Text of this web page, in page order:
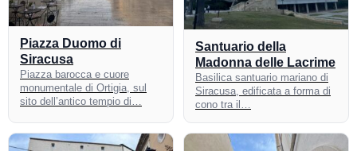
Piazza Duomo di
Siracusa
Piazza barocca e cuore
monumentale di Ortigia, sul
sito dell’antico tempio di…
Santuario della
Madonna delle Lacrime
Basilica santuario mariano di
Siracusa, edificata a forma di
cono tra il…